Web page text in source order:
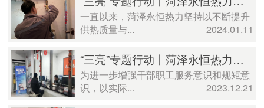
一直以来，菏泽永恒热力坚持以不断提升
供热质量与...
2024.01.11
“三亮”专题行动丨菏泽永恒热力有限公司： “三亮”行动让供热服务“亮”起来
为进一步增强干部职工服务意识和规矩意
识，以实际...
2023.12.21